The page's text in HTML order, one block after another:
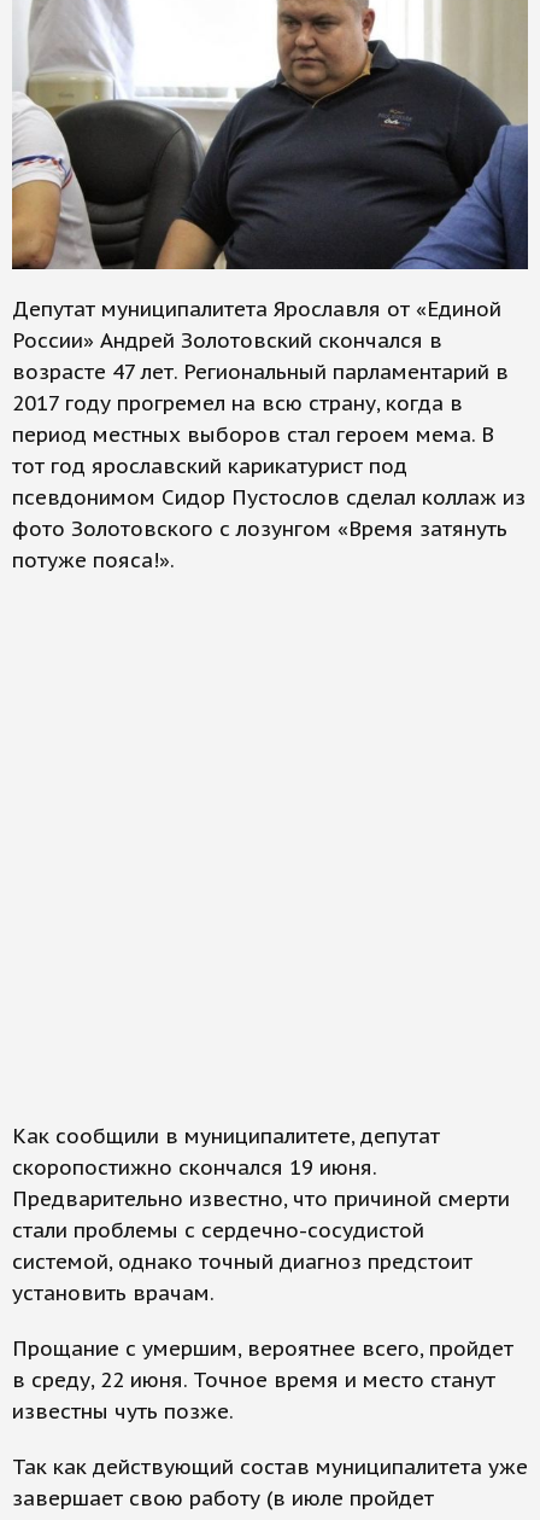
Депутат муниципалитета Ярославля от «Единой
России» Андрей Золотовский скончался в
возрасте 47 лет. Региональный парламентарий в
2017 году прогремел на всю страну, когда в
период местных выборов стал героем мема. В
тот год ярославский карикатурист под
псевдонимом Сидор Пустослов сделал коллаж из
фото Золотовского с лозунгом «Время затянуть
потуже пояса!».
Как сообщили в муниципалитете, депутат
скоропостижно скончался 19 июня.
Предварительно известно, что причиной смерти
стали проблемы с сердечно-сосудистой
системой, однако точный диагноз предстоит
установить врачам.
Прощание с умершим, вероятнее всего, пройдет
в среду, 22 июня. Точное время и место станут
известны чуть позже.
Так как действующий состав муниципалитета уже
завершает свою работу (в июле пройдет